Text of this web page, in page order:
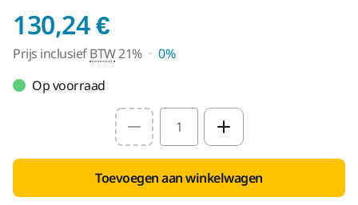
130,24 €Prijs inclusief BTW
Prijs inclusiefBTW21%
0%
Op voorraad
Select quantity value
Toevoegen aan winkelwagen